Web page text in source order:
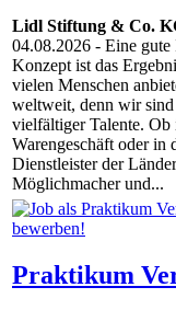
Lidl Stiftung & Co.
04.08.2026 - Eine gute
Konzept ist das
vielen Menschen
weltweit, denn wir
vielfältiger Talente.
Warengeschäft oder in
Dienstleister der
Möglichmacher und...
Praktikum